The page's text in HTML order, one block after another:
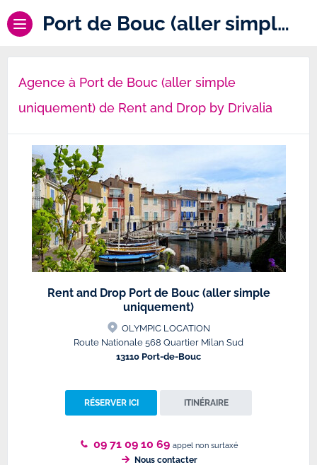
Port de Bouc (aller simple uniquement)
Agence à Port de Bouc (aller simple
uniquement) de Rent and Drop by Drivalia
Rent and Drop Port de Bouc (aller simple
uniquement)
OLYMPIC LOCATION
Route Nationale 568 Quartier Milan Sud
13110 Port-de-Bouc
RÉSERVER ICI ITINÉRAIRE
09 71 09 10 69 appel non surtaxé
Nous contacter